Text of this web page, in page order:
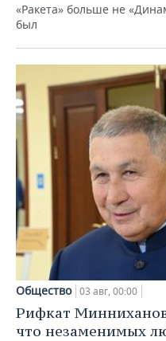
«Ракета» больше не
был
Общество 03 авг, 00:00
Рифкат
что незаменимых